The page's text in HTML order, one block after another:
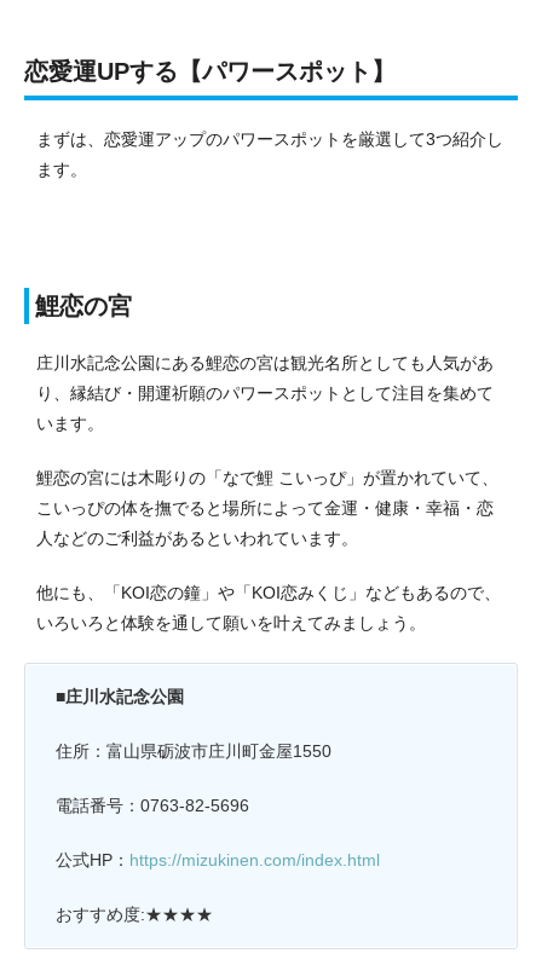
恋愛運UPする【パワースポット】
まずは、恋愛運アップのパワースポットを厳選して3つ紹介し
ます。
鯉恋の宮
庄川水記念公園にある鯉恋の宮は観光名所としても人気があ
り、縁結び・開運祈願のパワースポットとして注目を集めて
います。
鯉恋の宮には木彫りの「なで鯉 こいっぴ」が置かれていて、
こいっぴの体を撫でると場所によって金運・健康・幸福・恋
人などのご利益があるといわれています。
他にも、「KOI恋の鐘」や「KOI恋みくじ」などもあるので、
いろいろと体験を通して願いを叶えてみましょう。
■庄川水記念公園
住所：富山県砺波市庄川町金屋1550
電話番号：0763-82-5696
公式HP： https://mizukinen.com/index.html
おすすめ度:★★★★